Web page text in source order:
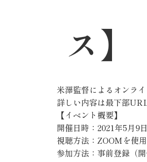
ス】
米澤監督によるオンラ
詳しい内容は最下部
【イベント概要】
開催日時：2021年5月9
視聴方法：ZOOMを使
参加方法：事前登録（